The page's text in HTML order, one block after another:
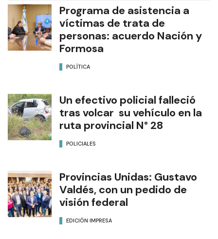
Programa de asistencia a
víctimas de trata de
personas: acuerdo Nación y
Formosa
POLÍTICA
Un efectivo policial falleció
tras volcar su vehículo en la
ruta provincial N° 28
POLICIALES
Provincias Unidas: Gustavo
Valdés, con un pedido de
visión federal
EDICIÓN IMPRESA